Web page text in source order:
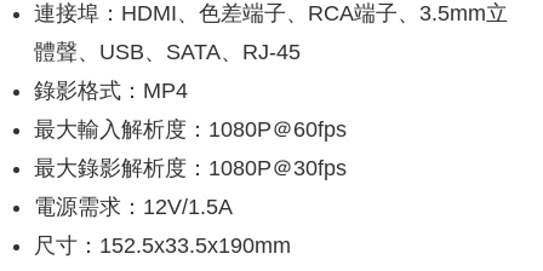
連接埠：HDMI、色差端子、RCA端子、3.5mm立
體聲、USB、SATA、RJ-45
錄影格式：MP4
最大輸入解析度：1080P＠60fps
最大錄影解析度：1080P＠30fps
電源需求：12V/1.5A
尺寸：152.5x33.5x190mm